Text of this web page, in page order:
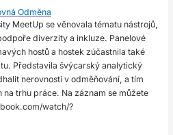
Odměna
MeetUp se věnovala tématu nástrojů,
diverzity a inkluze. Panelové
hostů a hostek zúčastnila také
Představila švýcarský analytický
nerovnosti v odměňování, a tím
trhu práce. Na záznam se můžete
watch/?